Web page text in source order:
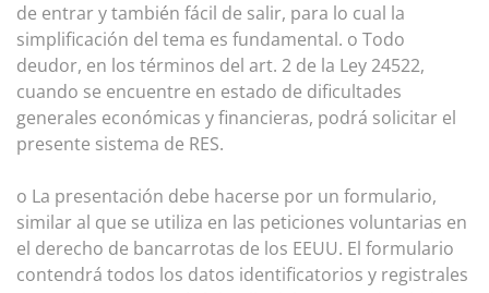
de entrar y también fácil de salir, para lo cual la
simplificación del tema es fundamental. o Todo
deudor, en los términos del art. 2 de la Ley 24522,
cuando se encuentre en estado de dificultades
generales económicas y financieras, podrá solicitar el
presente sistema de RES.
o La presentación debe hacerse por un formulario,
similar al que se utiliza en las peticiones voluntarias en
el derecho de bancarrotas de los EEUU. El formulario
contendrá todos los datos identificatorios y registrales